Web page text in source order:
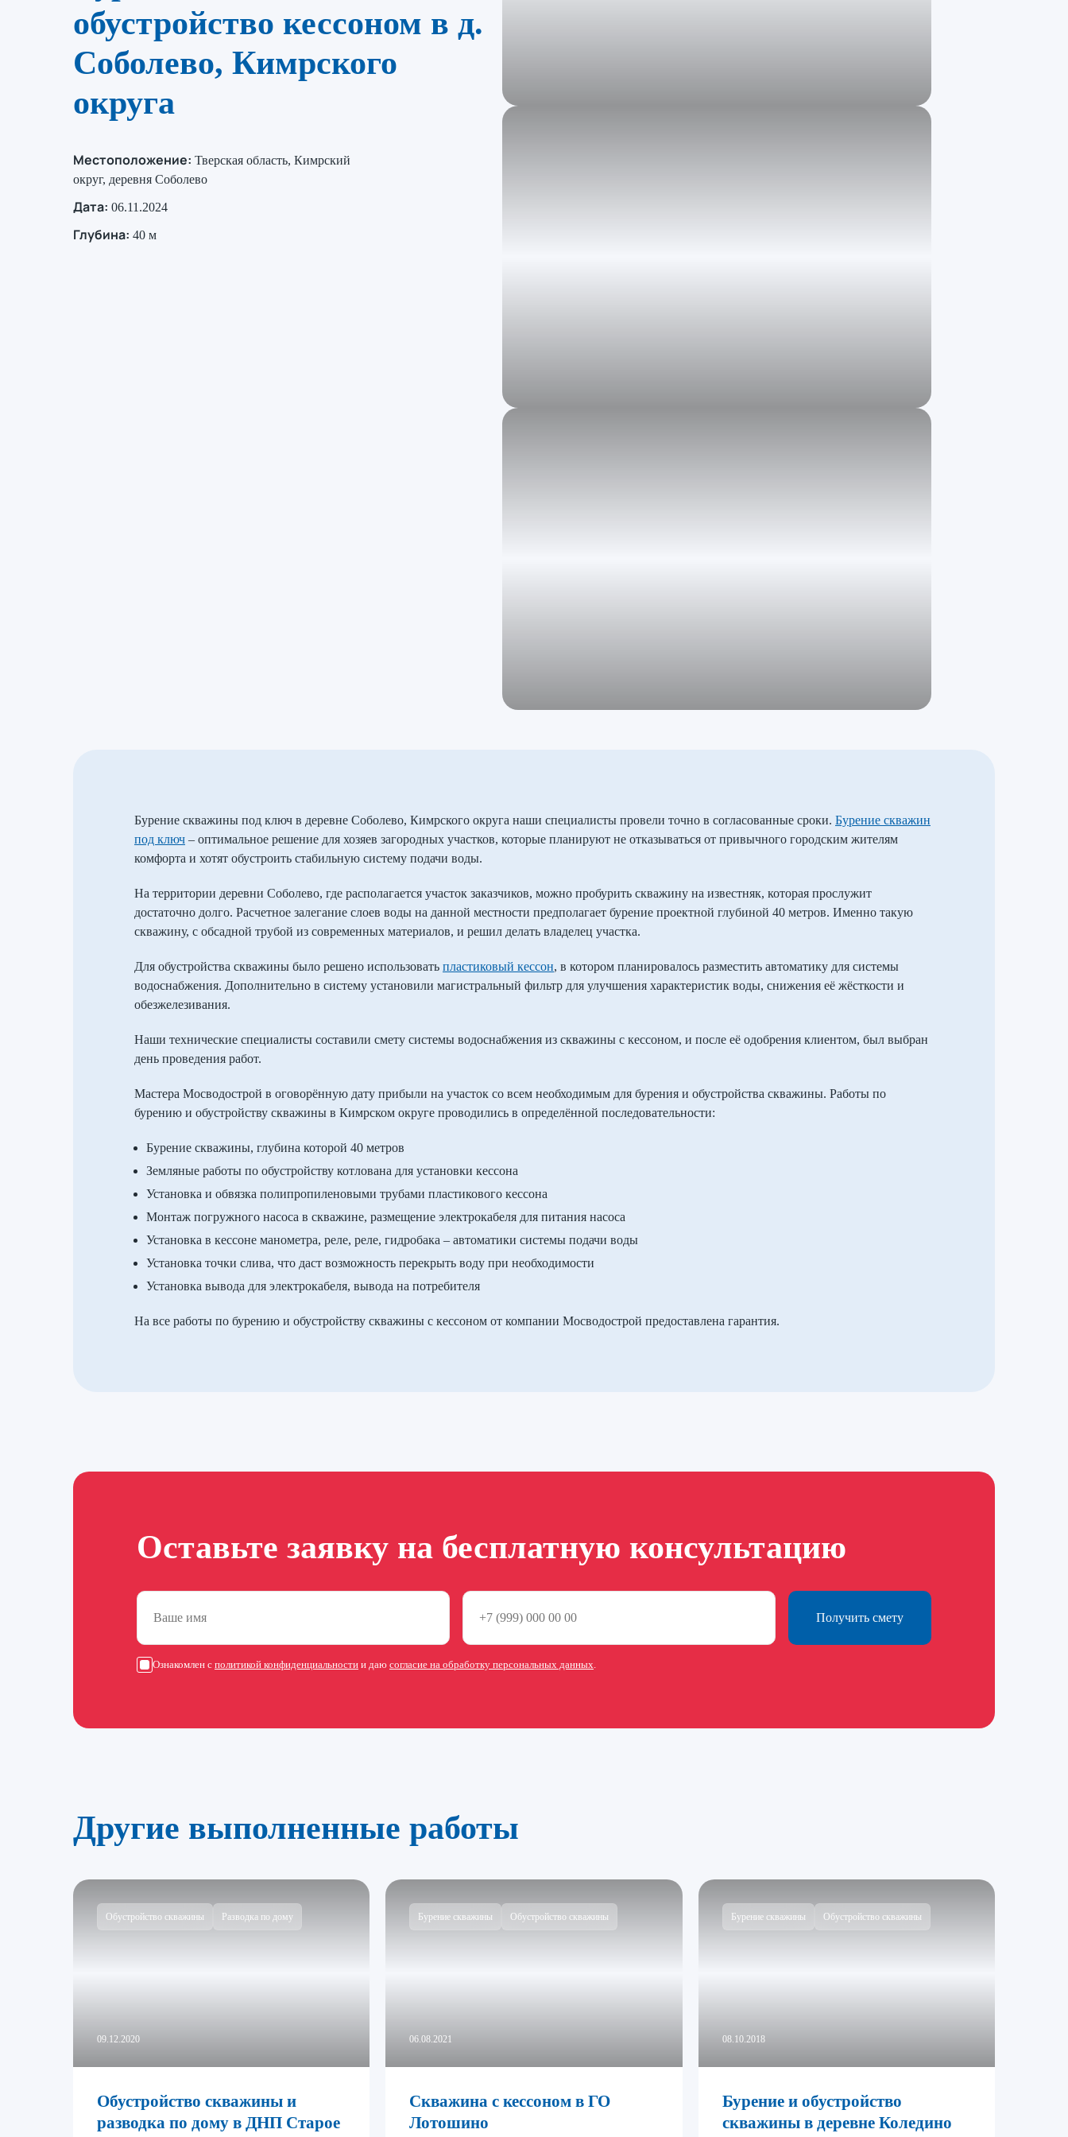
обустройство кессоном в д.
Соболево, Кимрского
округа
Местоположение: Тверская область, Кимрский
округ, деревня Соболево
Дата: 06.11.2024
Глубина: 40 м
Бурение скважины под ключ в деревне Соболево, Кимрского округа наши специалисты провели точно в согласованные сроки. Бурение скважин
под ключ – оптимальное решение для хозяев загородных участков, которые планируют не отказываться от привычного городским жителям
комфорта и хотят обустроить стабильную систему подачи воды.
На территории деревни Соболево, где располагается участок заказчиков, можно пробурить скважину на известняк, которая прослужит
достаточно долго. Расчетное залегание слоев воды на данной местности предполагает бурение проектной глубиной 40 метров. Именно такую
скважину, с обсадной трубой из современных материалов, и решил делать владелец участка.
Для обустройства скважины было решено использовать пластиковый кессон, в котором планировалось разместить автоматику для системы
водоснабжения. Дополнительно в систему установили магистральный фильтр для улучшения характеристик воды, снижения её жёсткости и
обезжелезивания.
Наши технические специалисты составили смету системы водоснабжения из скважины с кессоном, и после её одобрения клиентом, был выбран
день проведения работ.
Мастера Мосводострой в оговорённую дату прибыли на участок со всем необходимым для бурения и обустройства скважины. Работы по
бурению и обустройству скважины в Кимрском округе проводились в определённой последовательности:
Бурение скважины, глубина которой 40 метров
Земляные работы по обустройству котлована для установки кессона
Установка и обвязка полипропиленовыми трубами пластикового кессона
Монтаж погружного насоса в скважине, размещение электрокабеля для питания насоса
Установка в кессоне манометра, реле, реле, гидробака – автоматики системы подачи воды
Установка точки слива, что даст возможность перекрыть воду при необходимости
Установка вывода для электрокабеля, вывода на потребителя
На все работы по бурению и обустройству скважины с кессоном от компании Мосводострой предоставлена гарантия.
Оставьте заявку на бесплатную консультацию
Получить смету
Ознакомлен с политикой конфиденциальности и даю согласие на обработку персональных данных.
Другие выполненные работы
Обустройство скважины Разводка по дому
09.12.2020
Обустройство скважины и
разводка по дому в ДНП Старое
Бурение скважины Обустройство скважины
06.08.2021
Скважина с кессоном в ГО
Лотошино
Бурение скважины Обустройство скважины
08.10.2018
Бурение и обустройство
скважины в деревне Коледино